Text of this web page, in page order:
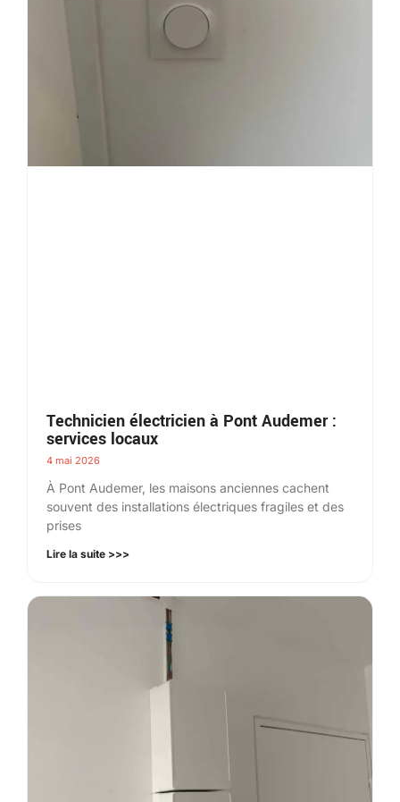
Technicien électricien à Pont Audemer :
services locaux
4 mai 2026
À Pont Audemer, les maisons anciennes cachent
souvent des installations électriques fragiles et des
prises
Lire la suite >>>